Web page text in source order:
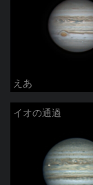
えあ
イオの通過